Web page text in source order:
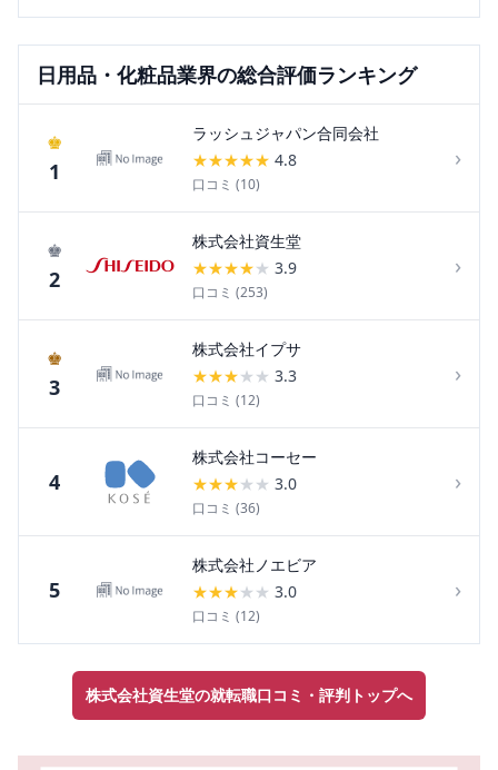
日用品・化粧品業界の総合評価ランキング
♚
1
ラッシュジャパン合同会社
★★★★★ 4.8
口コミ (10)
›
♚
2
株式会社資生堂
★★★★★ 3.9
口コミ (253)
›
♚
3
株式会社イプサ
★★★★ ★ 3.3
口コミ (12)
›
4
株式会社コーセー
★★★★ ★ 3.0
口コミ (36)
›
5
株式会社ノエビア
★★★★ ★ 3.0
口コミ (12)
›
株式会社資生堂の就転職口コミ・評判トップへ